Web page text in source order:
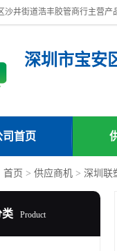
深圳市宝安
司首页
首页 > 供应商机 > 深圳联
类 Product